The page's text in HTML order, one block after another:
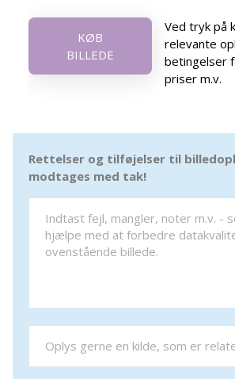
KØB
BILLEDE
Ved tryk på
relevante
betingelser
priser m.v.
Rettelser og tilføjelser til
modtages med tak!